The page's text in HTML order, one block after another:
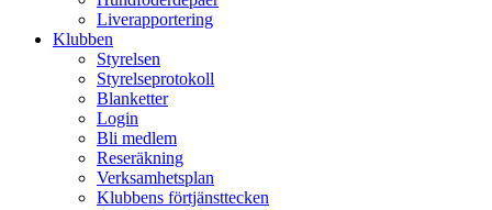
Liverapportering
Klubben
Styrelsen
Styrelseprotokoll
Blanketter
Login
Bli medlem
Reseräkning
Verksamhetsplan
Klubbens förtjänsttecken